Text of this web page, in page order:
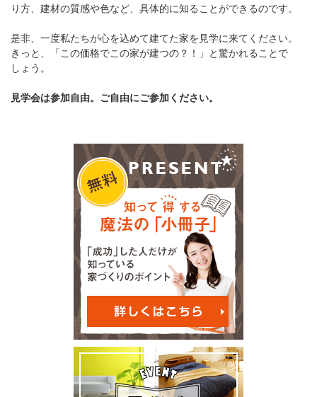
り方、建材の質感や色など、具体的に知ることができるのです。
是非、一度私たちが心を込めて建てた家を見学に来てください。
きっと、「この価格でこの家が建つの？！」と驚かれることで
しょう。
見学会は参加自由。ご自由にご参加ください。